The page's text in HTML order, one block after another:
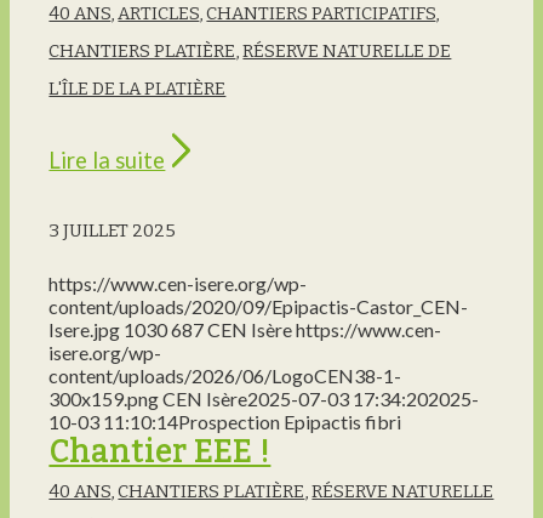
40 ANS,ARTICLES,CHANTIERS PARTICIPATIFS,
CHANTIERS PLATIÈRE,RÉSERVE NATURELLE DE
L'ÎLE DE LA PLATIÈRE
Lire la suite
3 JUILLET 2025
https://www.cen-isere.org/wp-
content/uploads/2020/09/Epipactis-Castor_CEN-
Isere.jpg 1030687CEN Isèrehttps://www.cen-
isere.org/wp-
content/uploads/2026/06/LogoCEN38-1-
300x159.pngCEN Isère2025-07-03 17:34:202025-
10-03 11:10:14Prospection Epipactis fibri
Chantier EEE !
40 ANS,CHANTIERS PLATIÈRE,RÉSERVE NATURELLE